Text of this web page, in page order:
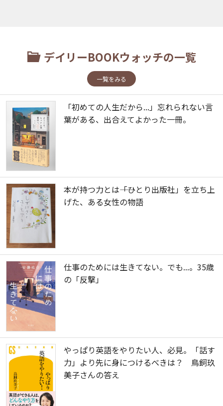
デイリーBOOKウォッチの一覧
一覧をみる
「初めての人生だから...」忘れられない言
葉がある、出合えてよかった一冊。
本が持つ力とは――「ひとり出版社」を立ち上
げた、ある女性の物語
仕事のためには生きてない。でも...。35歳
の「反撃」
やっぱり英語をやりたい人、必見。「話す
力」より先に身につけるべきは？ 鳥飼玖
美子さんの答え